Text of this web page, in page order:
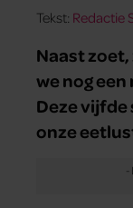
Tekst: Redactie
Naast
we nog
Deze vijfde
onze